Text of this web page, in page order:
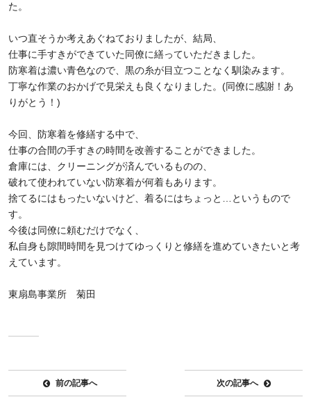
た。
いつ直そうか考えあぐねておりましたが、結局、
仕事に手すきができていた同僚に繕っていただきました。
防寒着は濃い青色なので、黒の糸が目立つことなく馴染みます。
丁寧な作業のおかげで見栄えも良くなりました。(同僚に感謝！あ
りがとう！)
今回、防寒着を修繕する中で、
仕事の合間の手すきの時間を改善することができました。
倉庫には、クリーニングが済んでいるものの、
破れて使われていない防寒着が何着もあります。
捨てるにはもったいないけど、着るにはちょっと…というもので
す。
今後は同僚に頼むだけでなく、
私自身も隙間時間を見つけてゆっくりと修繕を進めていきたいと考
えています。
東扇島事業所 菊田
前の記事へ 次の記事へ